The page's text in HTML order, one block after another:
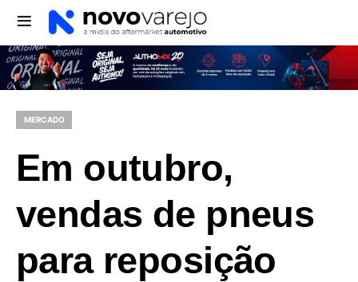
MERCADO
Em outubro,
vendas de pneus
para reposição